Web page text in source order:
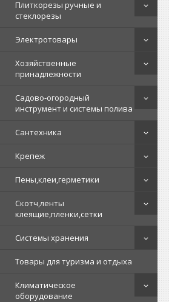
Плиткорезы ручные и
стеклорезы
Электротовары
Хозяйственные
принадлежности
Садово-огородный
инструмент и системы полива
Сантехника
Крепеж
Пены,клеи,герметики
Скотч,ленты
клеящие,пленки,сетки
Системы хранения
Товары для туризма и отдыха
Климатическое
оборудование